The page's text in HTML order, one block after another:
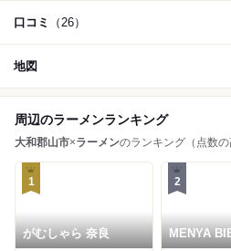
口コミ （26）
地図
周辺のラーメンランキング
大和郡山市×ラーメンのランキング（点数の
1
がむしゃら 奈良
2
MENYA